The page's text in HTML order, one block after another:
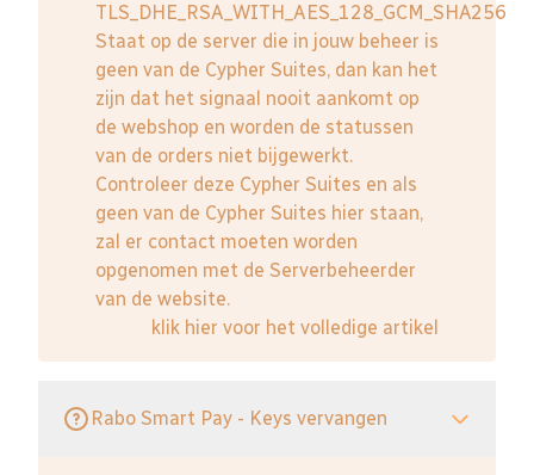
TLS_DHE_RSA_WITH_AES_128_GCM_SHA256
Staat op de server die in jouw beheer is
geen van de Cypher Suites, dan kan het
zijn dat het signaal nooit aankomt op
de webshop en worden de statussen
van de orders niet bijgewerkt.
Controleer deze Cypher Suites en als
geen van de Cypher Suites hier staan,
zal er contact moeten worden
opgenomen met de Serverbeheerder
van de website.
klik hier voor het volledige artikel
Rabo Smart Pay - Keys vervangen